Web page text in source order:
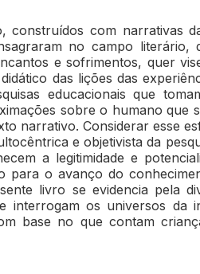
construídos com narrativas
no campo literário,
e sofrimentos, quer
das lições das
educacionais que
sobre o humano que
narrativo. Considerar esse
e objetivista da
a legitimidade e
para o avanço do
livro se evidencia pela
interrogam os universos da
base no que contam